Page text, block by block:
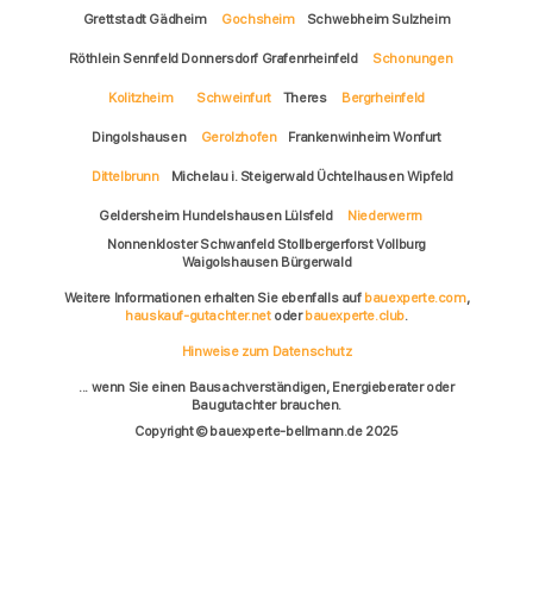
Grettstadt Gädheim
Gochsheim Schwebheim Sulzheim
Röthlein Sennfeld Donnersdorf Grafenrheinfeld Schonungen
Kolitzheim Schweinfurt Theres Bergrheinfeld
Dingolshausen Gerolzhofen Frankenwinheim Wonfurt
Dittelbrunn Michelau i. Steigerwald Üchtelhausen Wipfeld
Geldersheim Hundelshausen Lülsfeld
Niederwerrn
Nonnenkloster Schwanfeld Stollbergerforst Vollburg
Waigolshausen Bürgerwald
Weitere Informationen erhalten Sie ebenfalls auf bauexperte.com,
hauskauf-gutachter.netoderbauexperte.club.
Hinweise zum Datenschutz
... wenn Sie einen Bausachverständigen, Energieberater oder
Baugutachter brauchen.
Copyright © bauexperte-bellmann.de 2025